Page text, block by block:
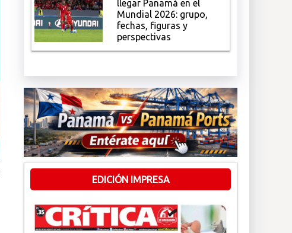
llegar Panamá en el
Mundial 2026: grupo,
fechas, figuras y
perspectivas
EDICIÓN IMPRESA